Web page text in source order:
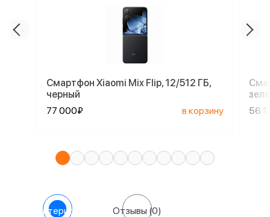
Смартфон Xiaomi Mix Flip, 12/512 ГБ,
черный
77 000₽
в корзину
56
Характеристики Отзывы (0)